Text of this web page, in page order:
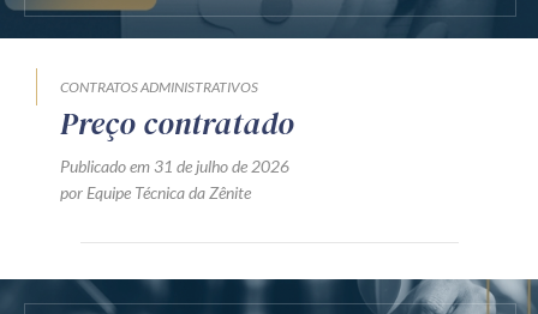
CONTRATOS ADMINISTRATIVOS
Preço contratado
Publicado em 31 de julho de 2026
por Equipe Técnica da Zênite